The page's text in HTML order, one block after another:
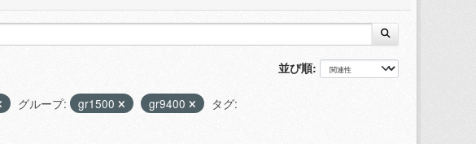
並び順
グループ: gr1500 gr9400
タグ: